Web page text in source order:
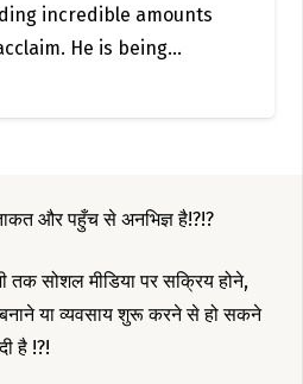
incredible amounts
He is being…
और पहुँच से अनभिज्ञ है!?!?
तक सोशल मीडिया पर सक्रिय होने,
बनाने या व्यवसाय शुरू करने से हो सकने
है !?!